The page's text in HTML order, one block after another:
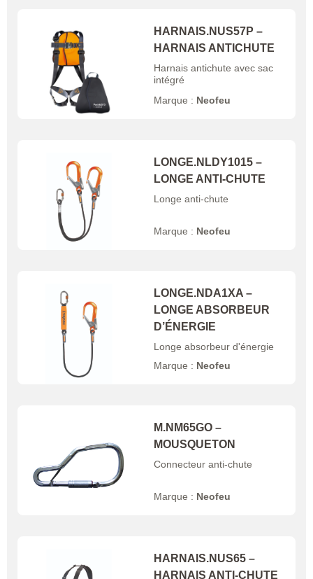
HARNAIS.NUS57P –
HARNAIS ANTICHUTE
Harnais antichute avec sac
intégré
Marque : Neofeu
LONGE.NLDY1015 –
LONGE ANTI-CHUTE
Longe anti-chute
Marque : Neofeu
LONGE.NDA1XA –
LONGE ABSORBEUR
D’ÉNERGIE
Longe absorbeur d'énergie
Marque : Neofeu
M.NM65GO –
MOUSQUETON
Connecteur anti-chute
Marque : Neofeu
HARNAIS.NUS65 –
HARNAIS ANTI-CHUTE